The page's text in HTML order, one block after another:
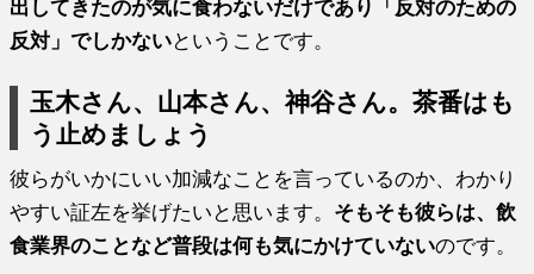
出してきたのが気に食わないだけであり「反対のための
反対」でしかないということです。
玉木さん、山本さん、神谷さん。茶番はも
う止めましょう
彼らがいかにいい加減なことを言っているのか、わかり
やすい証左を挙げたいと思います。 そもそも彼らは、飲
食業界のことなど普段は何も気にかけていないのです。